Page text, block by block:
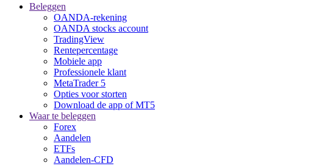
Beleggen
OANDA-rekening
OANDA stocks account
TradingView
Rentepercentage
Mobiele app
Professionele klant
MetaTrader 5
Opties voor storten
Download de app of MT5
Waar te beleggen
Forex
Aandelen
ETFs
Aandelen-CFD